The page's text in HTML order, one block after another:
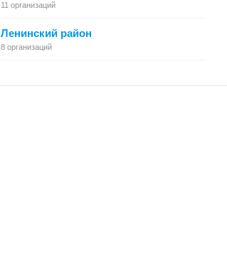
11 организаций
Ленинский район
8 организаций